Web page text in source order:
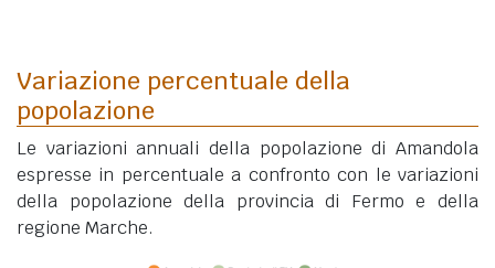
Variazione percentuale della
popolazione
Le variazioni annuali della popolazione di Amandola
espresse in percentuale a confronto con le variazioni
della popolazione della provincia di Fermo e della
regione Marche.